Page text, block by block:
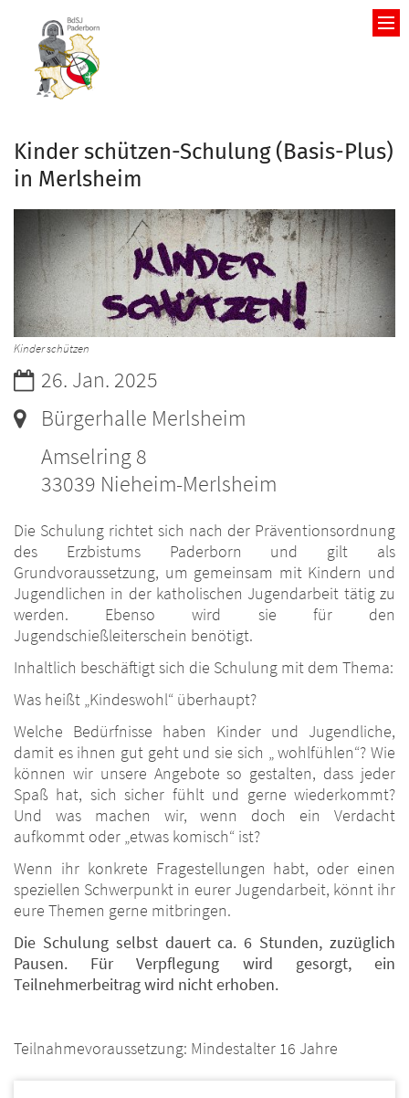
Kinder schützen-Schulung (Basis-Plus)
in Merlsheim
Kinder schützen
Datum:
26. Jan. 2025
Ort:Bürgerhalle Merlsheim
Amselring 8
33039 Nieheim-Merlsheim
Die Schulung richtet sich nach der Präventionsordnung
des Erzbistums Paderborn und gilt als
Grundvoraussetzung, um gemeinsam mit Kindern und
Jugendlichen in der katholischen Jugendarbeit tätig zu
werden. Ebenso wird sie für den
Jugendschießleiterschein benötigt.
Inhaltlich beschäftigt sich die Schulung mit dem Thema:
Was heißt „Kindeswohl“ überhaupt?
Welche Bedürfnisse haben Kinder und Jugendliche,
damit es ihnen gut geht und sie sich „ wohlfühlen“? Wie
können wir unsere Angebote so gestalten, dass jeder
Spaß hat, sich sicher fühlt und gerne wiederkommt?
Und was machen wir, wenn doch ein Verdacht
aufkommt oder „etwas komisch“ ist?
Wenn ihr konkrete Fragestellungen habt, oder einen
speziellen Schwerpunkt in eurer Jugendarbeit, könnt ihr
eure Themen gerne mitbringen.
Die Schulung selbst dauert ca. 6 Stunden, zuzüglich
Pausen. Für Verpflegung wird gesorgt, ein
Teilnehmerbeitrag wird nicht erhoben.
Teilnahmevoraussetzung: Mindestalter 16 Jahre